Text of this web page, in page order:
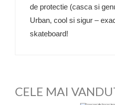
de protectie (casca si
Urban, cool si sigur –
skateboard!
CELE MAI